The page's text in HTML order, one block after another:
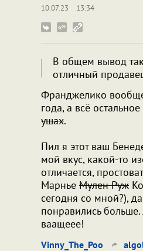
10.07.23
13:34
В общем вывод
отличный
Франджелико
года, а всё
ушах.
Пил я этот ваш
мой вкус, какой-то
отличается,
Марнье Мулен Руж
сегодня со мной?),
понравились больше.
ваащеее!
Vinny_The_Poo